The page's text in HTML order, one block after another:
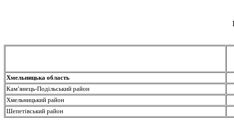
Хмельницька область
Кам’янець-Подільський район
Хмельницький район
Шепетівський район